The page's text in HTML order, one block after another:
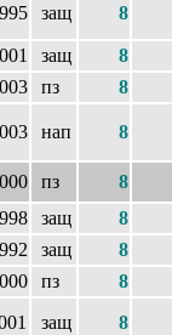
защ 8
защ 8
пз 8
нап 8
пз 8
защ 8
защ 8
пз 8
защ 8